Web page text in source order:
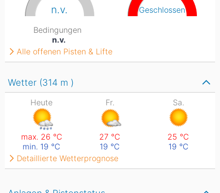
n.v. Geschlossen
Bedingungen
n.v.
Alle offenen Pisten & Lifte
Wetter (314 m )
Heute
max. 26 °C
min. 19 °C
Fr.
27 °C
19 °C
Sa.
25 °C
19 °C
Detaillierte Wetterprognose